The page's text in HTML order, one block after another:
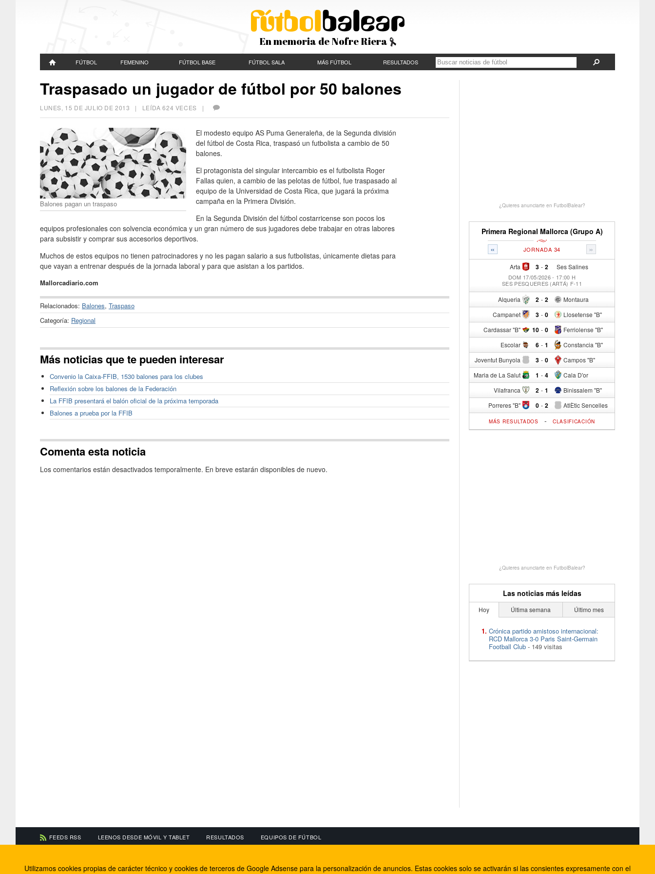
En memoria de Nofre Riera
FÚTBOL FEMENINO FÚTBOL BASE FÚTBOL SALA MÁS FÚTBOL RESULTADOS
LUNES, 15 DE JULIO DE 2013 | LEÍDA 624 VECES |
Balones pagan un traspaso
El modesto equipo AS Puma Generaleña, de la Segunda división
del fútbol de Costa Rica, traspasó un futbolista a cambio de 50
balones.
El protagonista del singular intercambio es el futbolista Roger
Fallas quien, a cambio de las pelotas de fútbol, fue traspasado al
equipo de la Universidad de Costa Rica, que jugará la próxima
campaña en la Primera División.
En la Segunda División del fútbol costarricense son pocos los
equipos profesionales con solvencia económica y un gran número de sus jugadores debe trabajar en otras labores
para subsistir y comprar sus accesorios deportivos.
Muchos de estos equipos no tienen patrocinadores y no les pagan salario a sus futbolistas, únicamente dietas para
que vayan a entrenar después de la jornada laboral y para que asistan a los partidos.
Mallorcadiario.com
Relacionados: Balones, Traspaso
Categoría: Regional
Más noticias que te pueden interesar
Convenio la Caixa-FFIB, 1530 balones para los clubes
Reflexión sobre los balones de la Federación
La FFIB presentará el balón oficial de la próxima temporada
Balones a prueba por la FFIB
Comenta esta noticia
Los comentarios están desactivados temporalmente. En breve estarán disponibles de nuevo.
¿Quieres anunciarte en FutbolBalear?
Primera Regional Mallorca (Grupo A)
« »
JORNADA 34
Arta 3 - Ses Salines
2
DOM 17/05/2026 - 17:00 H
SES PESQUERES (ARTÁ) F-11
Alqueria 2 - Montaura
2
Campanet 3 - Llosetense "B"
0
Cardassar "B" 10 - Ferriolense "B"
0
Escolar 6 - Constancia "B"
1
Joventut Bunyola 3 - Campos "B"
0
Maria de La Salut 1 - Cala D'or
4
Vilafranca 2 - Binissalem "B"
1
Porreres "B" 0 - AtlÈtic Sencelles
2
MÁS RESULTADOS - CLASIFICACIÓN
¿Quieres anunciarte en FutbolBalear?
Las noticias más leídas
Hoy Última semana Último mes
Crónica partido amistoso internacional:
RCD Mallorca 3-0 Paris Saint-Germain
Football Club - 149 visitas
FEEDS RSS LEENOS DESDE MÓVIL Y TABLET RESULTADOS EQUIPOS DE FÚTBOL
Información de contacto
El equipo de FútbolBalear
Facebook
Internet Rural Mallorca
Utilizamos cookies propias de carácter técnico y cookies de terceros de Google Adsense para la personalización de anuncios. Estas cookies solo se activarán si las consientes expresamente con el